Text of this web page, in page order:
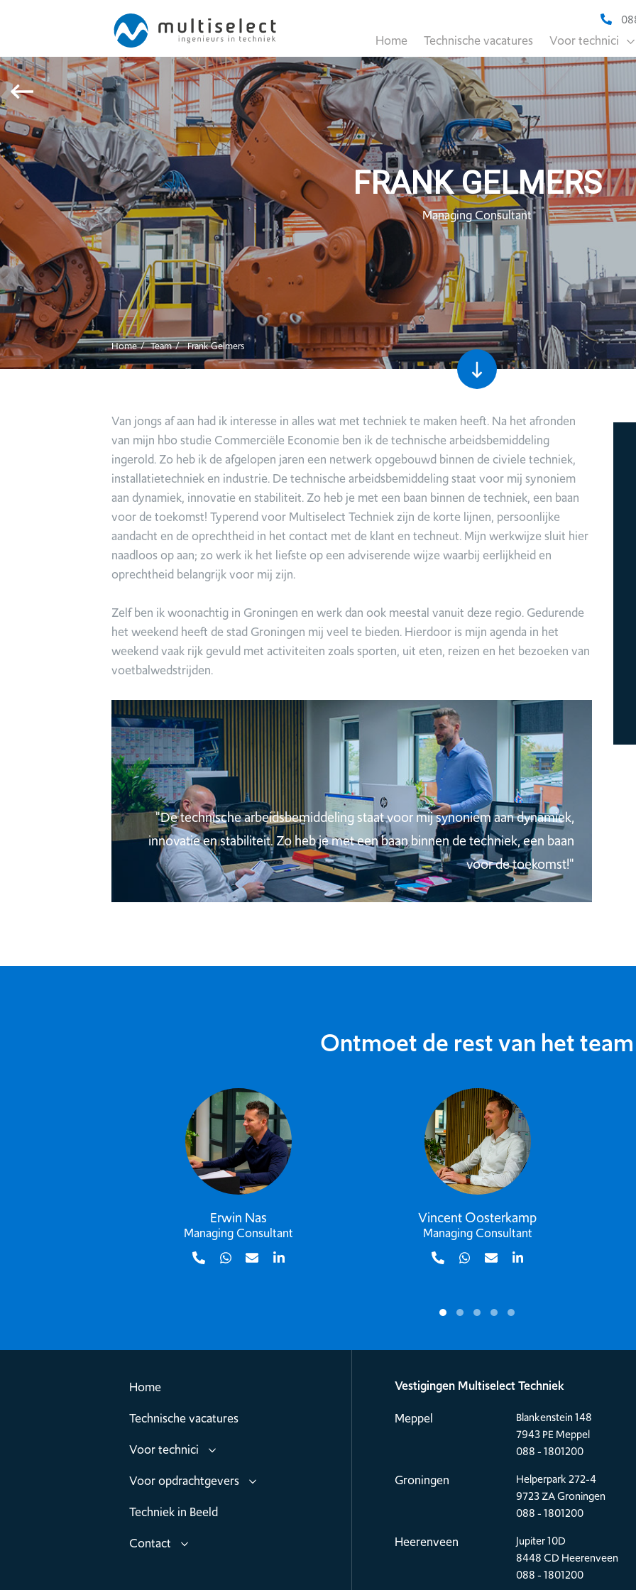
Home Technische vacatures Voor technici
FRANK GELMERS
Managing Consultant
Home Team Frank Gelmers
Van jongs af aan had ik interesse in alles wat met techniek te maken heeft. Na het afronden
van mijn hbo studie Commerciële Economie ben ik de technische arbeidsbemiddeling
ingerold. Zo heb ik de afgelopen jaren een netwerk opgebouwd binnen de civiele techniek,
installatietechniek en industrie. De technische arbeidsbemiddeling staat voor mij synoniem
aan dynamiek, innovatie en stabiliteit. Zo heb je met een baan binnen de techniek, een baan
voor de toekomst! Typerend voor Multiselect Techniek zijn de korte lijnen, persoonlijke
aandacht en de oprechtheid in het contact met de klant en techneut. Mijn werkwijze sluit hier
naadloos op aan; zo werk ik het liefste op een adviserende wijze waarbij eerlijkheid en
oprechtheid belangrijk voor mij zijn.
Zelf ben ik woonachtig in Groningen en werk dan ook meestal vanuit deze regio. Gedurende
het weekend heeft de stad Groningen mij veel te bieden. Hierdoor is mijn agenda in het
weekend vaak rijk gevuld met activiteiten zoals sporten, uit eten, reizen en het bezoeken van
voetbalwedstrijden.
"De technische arbeidsbemiddeling staat voor mij synoniem aan dynamiek,
innovatie en stabiliteit. Zo heb je met een baan binnen de techniek, een baan
voor de toekomst!"
Ontmoet de rest van het team
Vincent Oosterkamp
Managing Consultant
Gerco Sweers
Managing Consultant
Home
Technische vacatures
Voor technici
Voor opdrachtgevers
Techniek in Beeld
Contact
Vestigingen Multiselect Techniek
Meppel
Blankenstein 148
7943 PE Meppel
088 - 1801200
Groningen
Helperpark 272-4
9723 ZA Groningen
088 - 1801200
Heerenveen
Jupiter 10D
8448 CD Heerenveen
088 - 1801200